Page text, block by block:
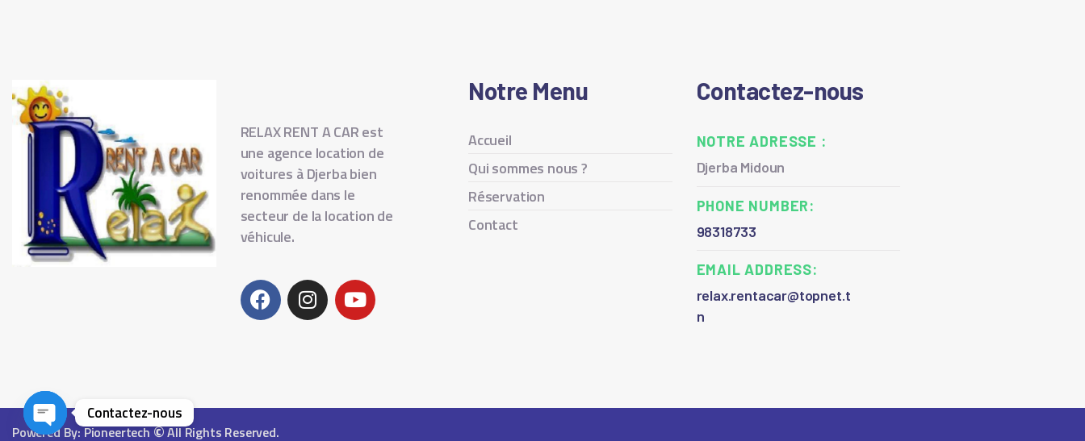
RELAX RENT A CAR est
une agence location de
voitures à Djerba bien
renommée dans le
secteur de la location de
véhicule.
Notre Menu
Accueil
Qui sommes nous ?
Réservation
Contact
Contactez-nous
NOTRE ADRESSE :
Djerba Midoun
PHONE NUMBER:
98318733
EMAIL ADDRESS:
relax.rentacar@topnet.t
n
Powered By: Pioneertech©All Rights Reserved.
Contactez-nous